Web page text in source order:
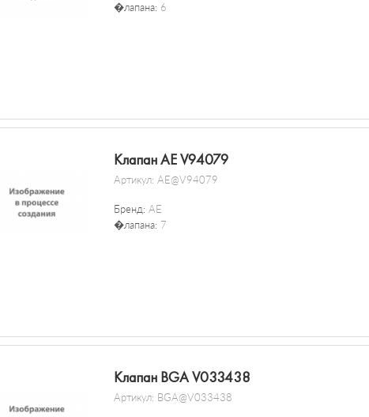
�лапана: 6
Клапан AE V94079
Артикул: AE@V94079
Бренд: AE
�лапана: 7
Клапан BGA V033438
Артикул: BGA@V033438